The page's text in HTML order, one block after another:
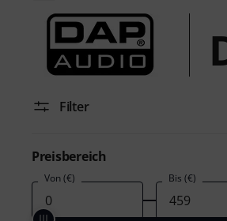
Filter
Preisbereich
Von (€) Bis (€)